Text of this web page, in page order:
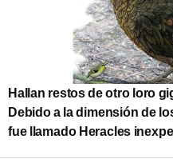
Hallan restos de otro loro
Debido a la dimensión de
fue llamado Heracles